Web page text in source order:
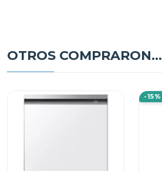
OTROS COMPRARON...
-15%